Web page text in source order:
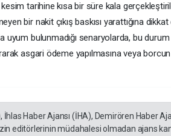
tarihine kısa bir süre kala
bir nakit çıkış baskısı yarattığına
uyum bulunmadığı senaryolarda, bu
asgari ödeme yapılmasına veya
İhlas Haber Ajansı (İHA), Demirören Haber
editörlerinin müdahalesi olmadan ajans